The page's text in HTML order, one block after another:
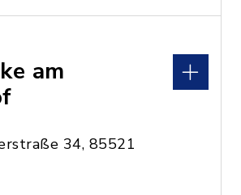
am
34, 85521